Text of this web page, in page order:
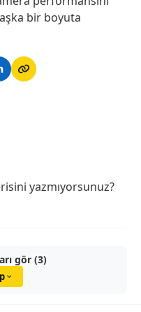
bir boyuta
yazmıyorsunuz?
gör (3)